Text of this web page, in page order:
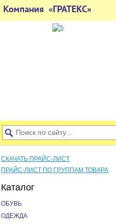
СКАЧАТЬ ПРАЙС-ЛИСТ
ПРАЙС-ЛИСТ ПО ГРУППАМ ТОВАРА
Каталог
ОБУВЬ
ОДЕЖДА